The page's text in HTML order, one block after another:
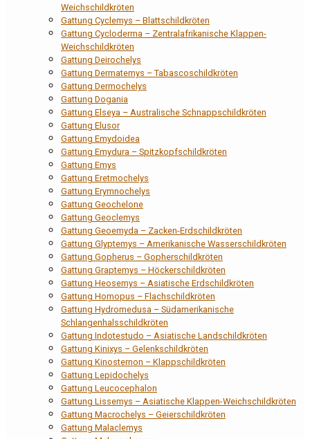
Weichschildkröten
Gattung Cyclemys – Blattschildkröten
Gattung Cycloderma – Zentralafrikanische Klappen-
Weichschildkröten
Gattung Deirochelys
Gattung Dermatemys – Tabascoschildkröten
Gattung Dermochelys
Gattung Dogania
Gattung Elseya – Australische Schnappschildkröten
Gattung Elusor
Gattung Emydoidea
Gattung Emydura – Spitzkopfschildkröten
Gattung Emys
Gattung Eretmochelys
Gattung Erymnochelys
Gattung Geochelone
Gattung Geoclemys
Gattung Geoemyda – Zacken-Erdschildkröten
Gattung Glyptemys – Amerikanische Wasserschildkröten
Gattung Gopherus – Gopherschildkröten
Gattung Graptemys – Höckerschildkröten
Gattung Heosemys – Asiatische Erdschildkröten
Gattung Homopus – Flachschildkröten
Gattung Hydromedusa – Südamerikanische
Schlangenhalsschildkröten
Gattung Indotestudo – Asiatische Landschildkröten
Gattung Kinixys – Gelenkschildkröten
Gattung Kinosternon – Klappschildkröten
Gattung Lepidochelys
Gattung Leucocephalon
Gattung Lissemys – Asiatische Klappen-Weichschildkröten
Gattung Macrochelys – Geierschildkröten
Gattung Malaclemys